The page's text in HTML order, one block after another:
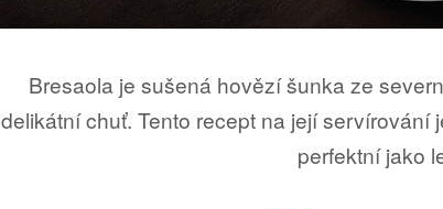
Bresaola je sušená hovězí šunka ze
delikátní chuť. Tento recept na její
perfektní jako